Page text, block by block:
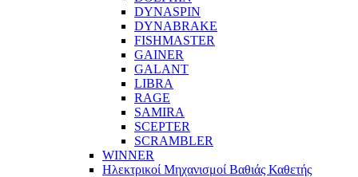
DYNASPIN
DYNABRAKE
FISHMASTER
GAINER
GALANT
LIBRA
RAGE
SAMIRA
SCEPTER
SCRAMBLER
WINNER
Ηλεκτρικοί Μηχανισμοί Βαθιάς Καθετής